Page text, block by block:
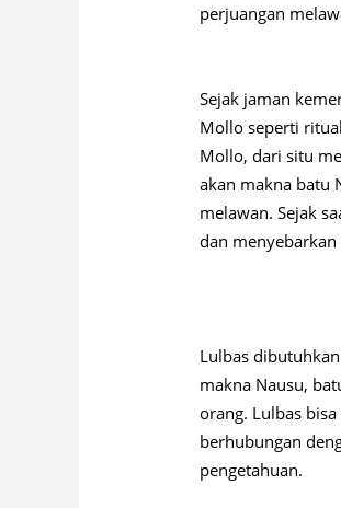
perjuangan
Sejak jaman
Mollo seperti
Mollo, dari situ
akan makna batu
melawan. Sejak
dan menyebarkan
Lulbas
makna Nausu,
orang. Lulbas
berhubungan
pengetahuan.